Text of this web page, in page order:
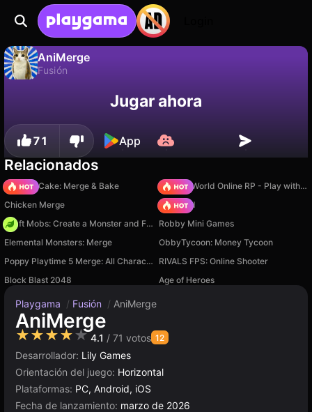
AniMerge
Fusión
¡Guarda el progreso!Jugar ahora
71 App
Relacionados
Piece of Cake: Merge & Bake
Sprunki World Online RP - Play with Friends!
Chicken Merge
TB World
Craft Mobs: Create a Monster and Fight!
Robby Mini Games
Elemental Monsters: Merge
ObbyTycoon: Money Tycoon
Poppy Playtime 5 Merge: All Characters
RIVALS FPS: Online Shooter
Block Blast 2048
Age of Heroes
Playgama / Fusión / AniMerge
AniMerge
★★★★★4.1 / 71 votos 12
Desarrollador: Lily Games
Orientación del juego: Horizontal
Plataformas: PC, Android, iOS
Fecha de lanzamiento: marzo de 2026